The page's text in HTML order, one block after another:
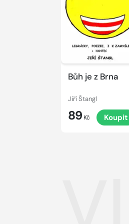
Bůh je z Brna
Jiří Štangl
89 Kč Koupit